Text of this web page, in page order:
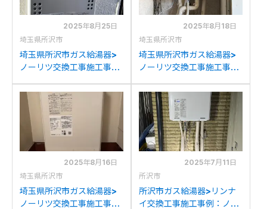
2025年8月25日
埼玉県所沢市
埼玉県所沢市ガス給湯器>
ノーリツ交換工事施工事
EからノーリツGQ-
1639WS-1への交換
2025年8月18日
埼玉県所沢市
埼玉県所沢市ガス給湯器>
ノーリツ交換工事施工事
1617SAWX-Tからノーリ
ツGT-1670SAW-T BLへ
の交換
2025年8月16日
埼玉県所沢市
埼玉県所沢市ガス給湯器>
ノーリツ交換工事施工事
2025年7月11日
所沢市
所沢市ガス給湯器>リンナ
イ交換工事施工事例：ノー